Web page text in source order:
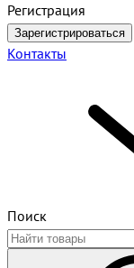
Регистрация
Зарегистрироваться
Контакты
Поиск